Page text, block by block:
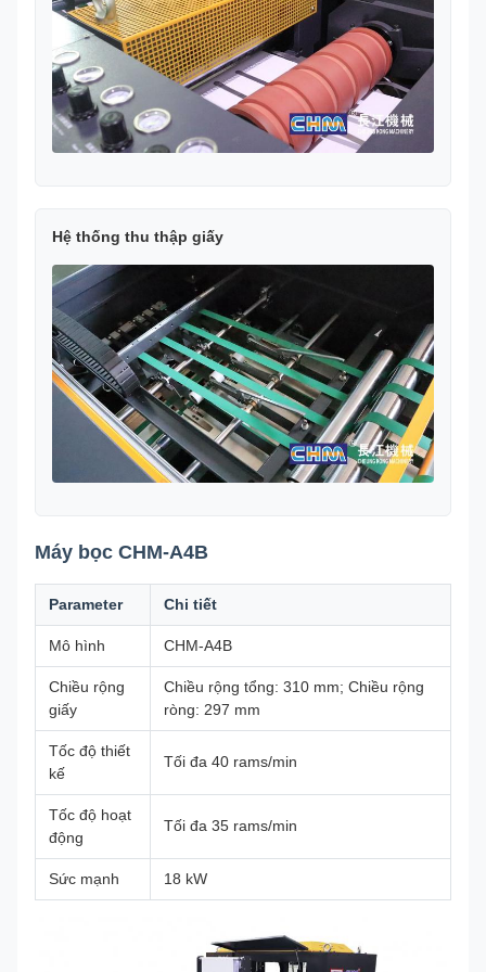
Hệ thống thu thập giấy
Máy bọc CHM-A4B
Parameter Chi tiết
Mô hình CHM-A4B
Chiều rộng
giấy
Chiều rộng tổng: 310 mm; Chiều rộng
ròng: 297 mm
Tốc độ thiết
kế
Tối đa 40 rams/min
Tốc độ hoạt
động
Tối đa 35 rams/min
Sức mạnh 18 kW